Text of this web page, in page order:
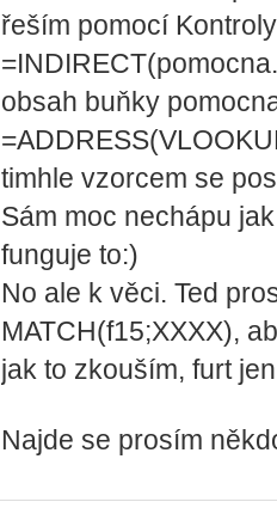
řeším pomocí
obsah buňky
timhle vzorcem se
Sám moc nechápu
funguje to:)
No ale k věci. Ted
MATCH(f15;XXXX),
jak to zkouším, furt
Najde se prosím